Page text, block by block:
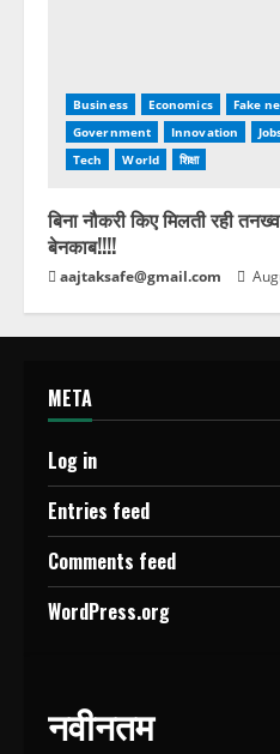
Business Economics Fake
Government
Innovation
Tech
World शिक्षा
बिना नौकरी किए मिलती रही
बेनकाब!!!!
aajtaksafe@gmail.com
META
Log in
Entries feed
Comments feed
WordPress.org
नवीनतम